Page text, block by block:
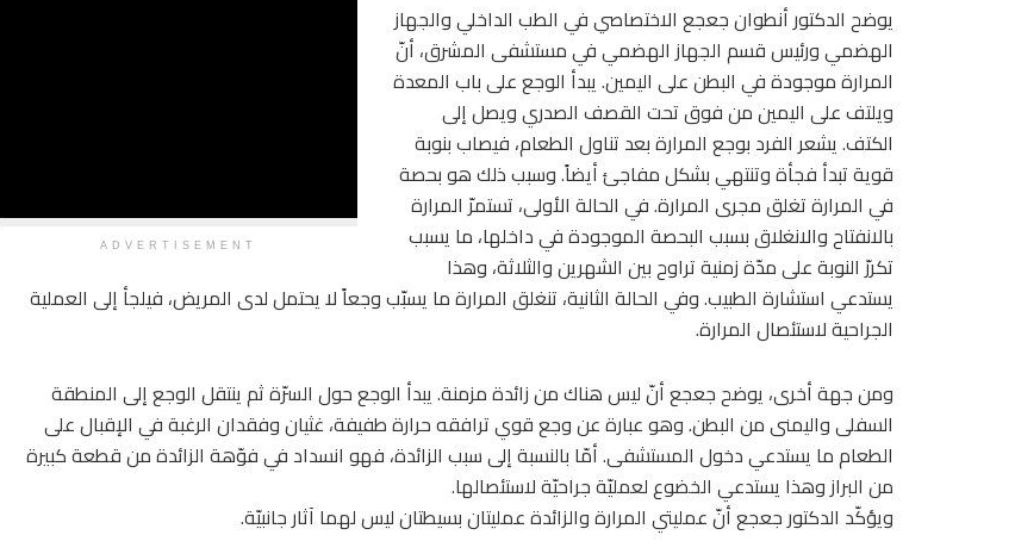
ADVERTISEMENT
يوضح الدكتور أنطوان جعجع الاختصاصي في الطب الداخلي والجهاز
الهضمي ورئيس قسم الجهاز الهضمي في مستشفى المشرق، أنّ
المرارة موجودة في البطن على اليمين. يبدأ الوجع على باب المعدة
ويلتف على اليمين من فوق تحت القصف الصدري ويصل إلى
الكتف. يشعر الفرد بوجع المرارة بعد تناول الطعام، فيصاب بنوبة
قوية تبدأ فجأة وتنتهي بشكل مفاجئ أيضاً. وسبب ذلك هو بحصة
في المرارة تغلق مجرى المرارة. في الحالة الأولى، تستمرّ المرارة
بالانفتاح والانغلاق بسبب البحصة الموجودة في داخلها، ما يسبب
تكررّ النوبة على مدّة زمنية تراوح بين الشهرين والثلاثة، وهذا
يستدعي استشارة الطبيب. وفي الحالة الثانية، تنغلق المرارة ما يسبّب وجعاً لا يحتمل لدى المريض، فيلجأ إلى العملية
الجراحية لاستئصال المرارة.
ومن جهة أخرى، يوضح جعجع أنّ ليس هناك من زائدة مزمنة. يبدأ الوجع حول السرّة ثم ينتقل الوجع إلى المنطقة
السفلى واليمنى من البطن. وهو عبارة عن وجع قوي ترافقه حرارة طفيفة، غثيان وفقدان الرغبة في الإقبال على
الطعام ما يستدعي دخول المستشفى. أمّا بالنسبة إلى سبب الزائدة، فهو انسداد في فوّهة الزائدة من قطعة كبيرة
من البراز وهذا يستدعي الخضوع لعمليّة جراحيّة لاستئصالها.
ويؤكّد الدكتور جعجع أنّ عمليتي المرارة والزائدة عمليتان بسيطتان ليس لهما آثار جانبيّة.